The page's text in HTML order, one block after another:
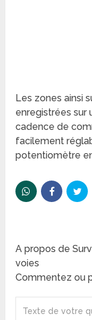
Les zones ainsi
enregistrées sur
cadence de
facilement
potentiomètre
A propos de
voies
Commentez ou